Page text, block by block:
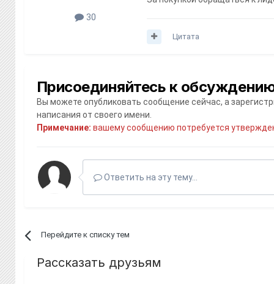
30
Цитата
Присоединяйтесь к
Вы можете опубликовать сообщение сейчас, а
написания от своего имени.
Примечание: вашему сообщению потребуется
Ответить на эту тему...
Перейдите к списку тем
Рассказать друзьям